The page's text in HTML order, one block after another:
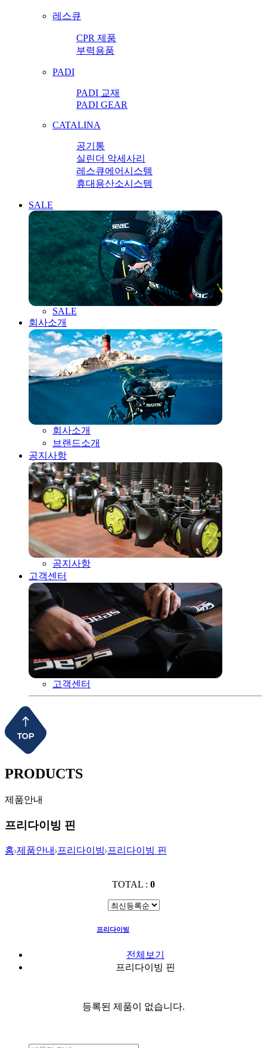
레스큐
CPR 제품
부력용품
PADI
PADI 교재
PADI GEAR
CATALINA
공기통
실린더 악세사리
레스큐에어시스템
휴대용산소시스템
SALE
SALE
회사소개
회사소개
브랜드소개
공지사항
공지사항
고객센터
고객센터
PRODUCTS
제품안내
프리다이빙 핀
홈 제품안내 프리다이빙 프리다이빙 핀
TOTAL : 0
프리다이빙
전체보기
프리다이빙 핀
등록된 제품이 없습니다.